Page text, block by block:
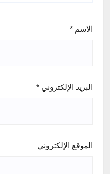
الاسم *
البريد الإلكتروني *
الموقع الإلكتروني